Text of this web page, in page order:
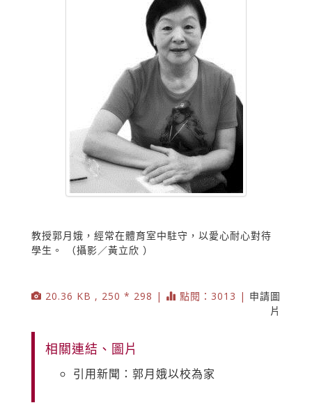
教授郭月娥，經常在體育室中駐守，以愛心耐心對待
學生。 （攝影／黃立欣 ）
20.36 KB , 250 * 298 | 點閱：3013 | 申請圖
片
相關連結、圖片
引用新聞：郭月娥以校為家